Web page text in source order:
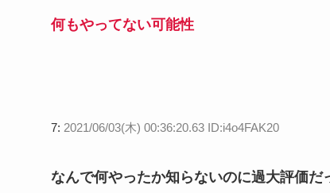
何もやってない可能性
7: 2021/06/03(木) 00:36:20.63 ID:i4o4FAK20
なんで何やったか知らないのに過大評価だ